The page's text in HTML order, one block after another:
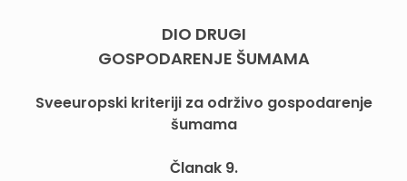
DIO DRUGI
GOSPODARENJE ŠUMAMA
Sveeuropski kriteriji za održivo gospodarenje
šumama
Članak 9.